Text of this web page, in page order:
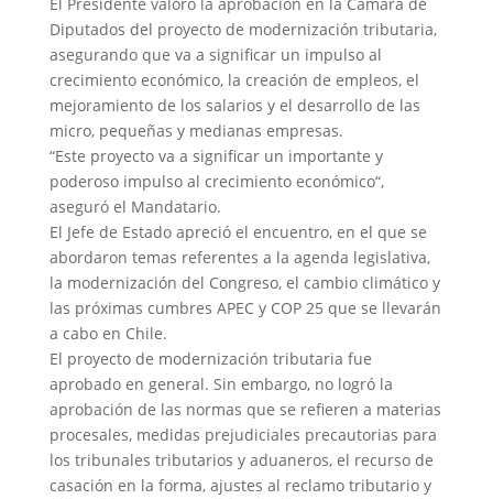
El Presidente valoró la aprobación en la Cámara de
Diputados del proyecto de modernización tributaria,
asegurando que va a significar un impulso al
crecimiento económico, la creación de empleos, el
mejoramiento de los salarios y el desarrollo de las
micro, pequeñas y medianas empresas.
“Este proyecto va a significar un importante y
poderoso impulso al crecimiento económico“,
aseguró el Mandatario.
El Jefe de Estado apreció el encuentro, en el que se
abordaron temas referentes a la agenda legislativa,
la modernización del Congreso, el cambio climático y
las próximas cumbres APEC y COP 25 que se llevarán
a cabo en Chile.
El proyecto de modernización tributaria fue
aprobado en general. Sin embargo, no logró la
aprobación de las normas que se refieren a materias
procesales, medidas prejudiciales precautorias para
los tribunales tributarios y aduaneros, el recurso de
casación en la forma, ajustes al reclamo tributario y